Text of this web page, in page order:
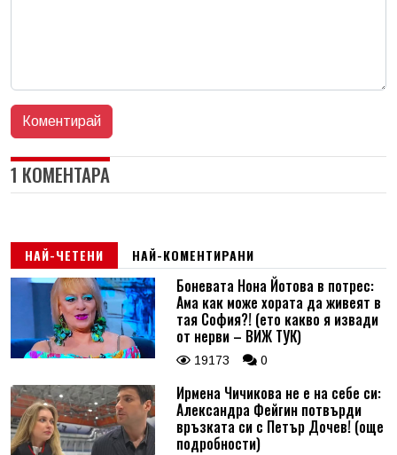
1 КОМЕНТАРА
НАЙ-ЧЕТЕНИ НАЙ-КОМЕНТИРАНИ
Боневата Нона Йотова в потрес:
Ама как може хората да живеят в
тая София?! (ето какво я извади
от нерви – ВИЖ ТУК)
19173 0
Ирмена Чичикова не е на себе си:
Александра Фейгин потвърди
връзката си с Петър Дочев! (още
подробности)